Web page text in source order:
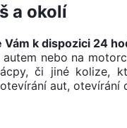
a okolí
Vám k dispozici 24
nebo na
či jiné kolize,
aut,